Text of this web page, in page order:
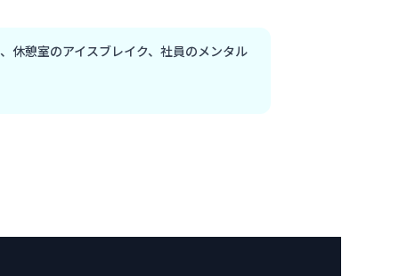
休憩室のアイスブレイク、社員のメンタル